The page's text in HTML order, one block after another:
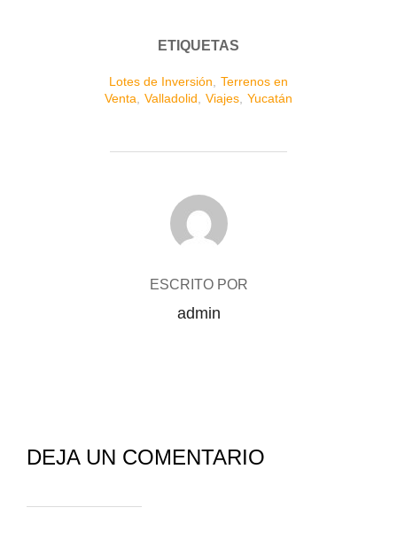
ETIQUETAS
Lotes de Inversión, Terrenos en
Venta, Valladolid, Viajes, Yucatán
AUTOR DE LA ENTRADA
ESCRITO POR
admin
DEJA UN COMENTARIO